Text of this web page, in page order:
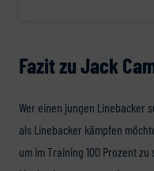
Fazit zu Jack
Wer einen jungen Linebacker
als Linebacker kämpfen
um im Training 100 Prozent